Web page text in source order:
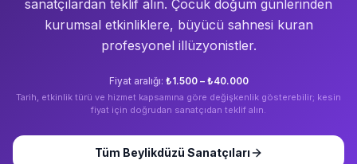
sanatçılardan teklif alın. Çocuk doğum günlerinden
kurumsal etkinliklere, büyücü sahnesi kuran
profesyonel illüzyonistler.
Fiyat aralığı: ₺1.500 – ₺40.000
Tarih, etkinlik türü ve hizmet kapsamına göre değişkenlik gösterebilir; kesin
fiyat için doğrudan sanatçıdan teklif alın.
Tüm Beylikdüzü Sanatçıları